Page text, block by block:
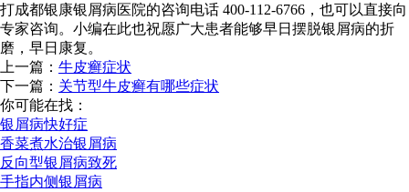
打成都银康银屑病医院的咨询电话 400-112-6766，也可以直接向
专家咨询。小编在此也祝愿广大患者能够早日摆脱银屑病的折
磨，早日康复。
上一篇： 牛皮癣症状
下一篇： 关节型牛皮癣有哪些症状
你可能在找：
银屑病快好症
香菜煮水治银屑病
反向型银屑病致死
手指内侧银屑病